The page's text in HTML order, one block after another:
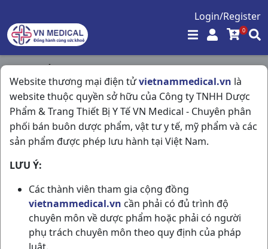
Login/Register
0
Website thương mại điện tửvietnammedical.vn là
website thuộc quyền sở hữu của Công ty TNHH Dược
Phẩm & Trang Thiết Bị Y Tế VN Medical - Chuyên phân
phối bán buôn dược phẩm, vật tư y tế, mỹ phẩm và các
sản phẩm được phép lưu hành tại Việt Nam.
LƯU Ý:
Các thành viên tham gia cộng đồng
vietnammedical.vn cần phải có đủ trình độ
chuyên môn về dược phẩm hoặc phải có người
phụ trách chuyên môn theo quy định của pháp
luật.
Trang chủ / Kháng Viêm - Kháng Histamin /
Menison 16mg H30v Pymepharco